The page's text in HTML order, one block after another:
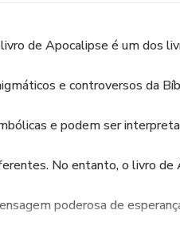
de Apocalipse é um dos
e controversos da
e podem ser
No entanto, o livro de
poderosa de